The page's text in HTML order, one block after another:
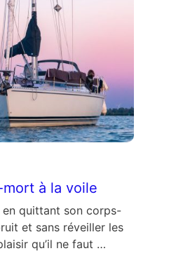
à la voile
quittant son corps-
et sans réveiller les
qu’il ne faut …